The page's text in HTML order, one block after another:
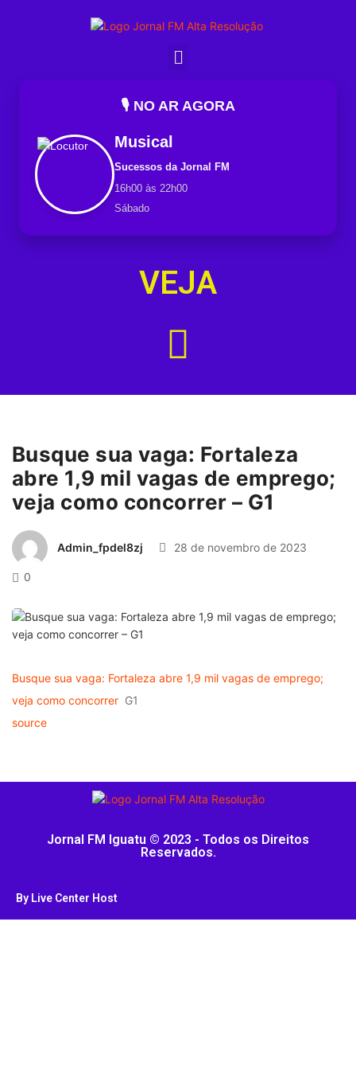
🎙️ NO AR AGORA
Musical
Sucessos da Jornal FM
16h00 às 22h00
Sábado
VEJA
Busque sua vaga: Fortaleza
abre 1,9 mil vagas de emprego;
veja como concorrer – G1
Admin_fpdel8zj 28 de novembro de 2023
0
Busque sua vaga: Fortaleza abre 1,9 mil vagas de emprego;
veja como concorrer G1
source
Jornal FM Iguatu © 2023 - Todos os Direitos
Reservados.
By Live Center Host